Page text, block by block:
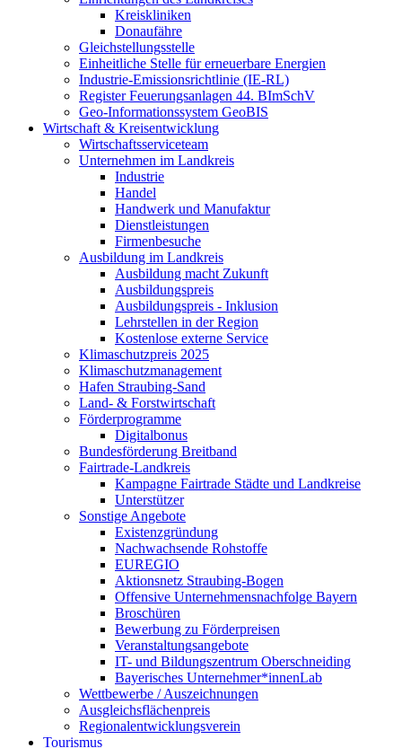
Kreiskliniken
Donaufähre
Gleichstellungsstelle
Einheitliche Stelle für erneuerbare Energien
Industrie-Emissionsrichtlinie (IE-RL)
Register Feuerungsanlagen 44. BImSchV
Geo-Informationssystem GeoBIS
Wirtschaft & Kreisentwicklung
Wirtschaftsserviceteam
Unternehmen im Landkreis
Industrie
Handel
Handwerk und Manufaktur
Dienstleistungen
Firmenbesuche
Ausbildung im Landkreis
Ausbildung macht Zukunft
Ausbildungspreis
Ausbildungspreis - Inklusion
Lehrstellen in der Region
Kostenlose externe Service
Klimaschutzpreis 2025
Klimaschutzmanagement
Hafen Straubing-Sand
Land- & Forstwirtschaft
Förderprogramme
Digitalbonus
Bundesförderung Breitband
Fairtrade-Landkreis
Kampagne Fairtrade Städte und Landkreise
Unterstützer
Sonstige Angebote
Existenzgründung
Nachwachsende Rohstoffe
EUREGIO
Aktionsnetz Straubing-Bogen
Offensive Unternehmensnachfolge Bayern
Broschüren
Bewerbung zu Förderpreisen
Veranstaltungsangebote
IT- und Bildungszentrum Oberschneiding
Bayerisches Unternehmer*innenLab
Wettbewerbe / Auszeichnungen
Ausgleichsflächenpreis
Regionalentwicklungsverein
Tourismus